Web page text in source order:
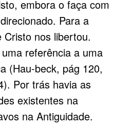
embora o faça com
Para a
Cristo nos libertou.
referência a uma
(Hau-beck, pág 120,
Por trás havia as
existentes na
na Antiguidade.